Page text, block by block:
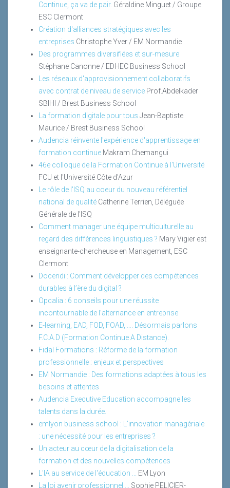
Continue, ça va de pair. Géraldine Minguet / Groupe
ESC Clermont
Création d'alliances stratégiques avec les
entreprises Christophe Yver / EM Normandie
Des programmes diversifiées et sur-mesure
Stéphane Canonne / EDHEC Business School
Les réseaux d'approvisionnement collaboratifs
avec contrat de niveau de service Prof.Abdelkader
SBIHI / Brest Business School
La formation digitale pour tous Jean-Baptiste
Maurice / Brest Business School
Audencia réinvente l'expérience d'apprentissage en
formation continue Makram Chemangui
46e colloque de la Formation Continue à l'Université
FCU et l'Université Côte d'Azur
Le rôle de l'ISQ au coeur du nouveau référentiel
national de qualité Catherine Terrien, Déléguée
Générale de l'ISQ
Comment manager une équipe multiculturelle au
regard des différences linguistiques ? Mary Vigier est
enseignante-chercheuse en Management, ESC
Clermont
Docendi : Comment développer des compétences
durables à l’ère du digital ?
Opcalia : 6 conseils pour une réussite
incontournable de l’alternance en entreprise
E-learning, EAD, FOD, FOAD, …. Désormais parlons
F.C.A.D (Formation Continue A Distance).
Fidal Formations : Réforme de la formation
professionnelle : enjeux et perspectives
EM Normandie : Des formations adaptées à tous les
besoins et attentes
Audencia Executive Education accompagne les
talents dans la durée.
emlyon business school : L’innovation managériale
: une nécessité pour les entreprises ?
Un acteur au cœur de la digitalisation de la
formation et des nouvelles compétences
L'IA au service de l'éducation ... EM Lyon
La loi avenir professionnel ...
Sophie PELICIER-